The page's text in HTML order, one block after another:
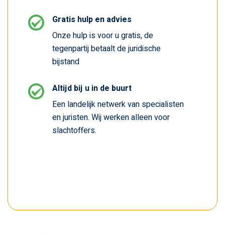
Gratis hulp en advies
Onze hulp is voor u gratis, de
tegenpartij betaalt de juridische
bijstand
Altijd bij u in de buurt
Een landelijk netwerk van specialisten
en juristen. Wij werken alleen voor
slachtoffers.